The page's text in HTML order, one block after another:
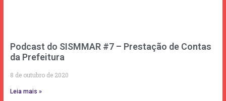
Podcast do SISMMAR #7 – Prestação de Contas
da Prefeitura
8 de outubro de 2020
Leia mais »